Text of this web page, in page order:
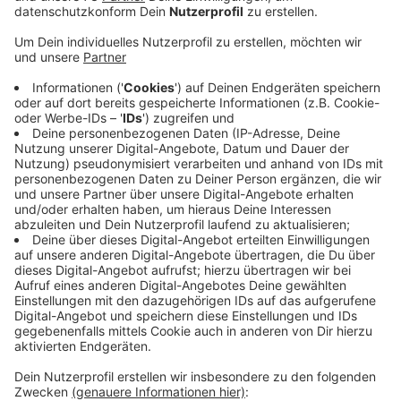
Das Ziel: Mehr Neulinge auf den
westfälischen Fußballplätzen
Anzeige
Der Ramsdorfer Bundesligaschiri Sören Storks wird
Mike Röös beim D-Jugend-Spiel der
Jugendspielgemeinschaft Velen/ Hochmoor gegen die
Jugendspielgemeinschaft Raesfeld Erle 1 begleiten.
Anstoß ist um 17.30 Uhr auf dem Kunstrasenplatz in
Velen. Mit dieser großangelegten Kampagne wirbt der
Verband um Schiedsrichternachwuchs. Das Ziel: Mehr
Neulinge auf den westfälischen Fußballplätzen.
Anzeige